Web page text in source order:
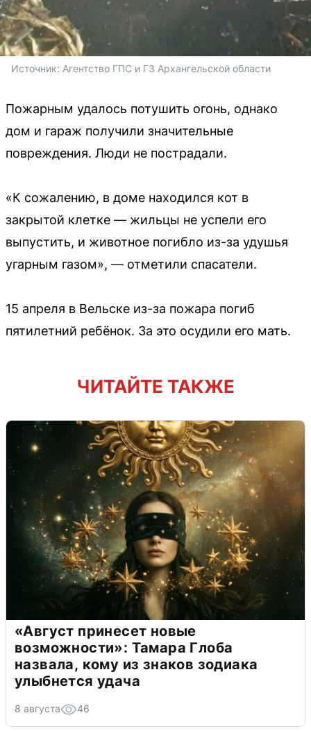
Источник: Агентство ГПС и ГЗ Архангельской области
Пожарным удалось потушить огонь, однако
дом и гараж получили значительные
повреждения. Люди не пострадали.
«К сожалению, в доме находился кот в
закрытой клетке — жильцы не успели его
выпустить, и животное погибло из-за удушья
угарным газом», — отметили спасатели.
15 апреля в Вельске из-за пожара погиб
пятилетний ребёнок. За это осудили его мать.
ЧИТАЙТЕ ТАКЖЕ
«Август принесет новые
возможности»: Тамара Глоба
назвала, кому из знаков зодиака
улыбнется удача
8 августа 46